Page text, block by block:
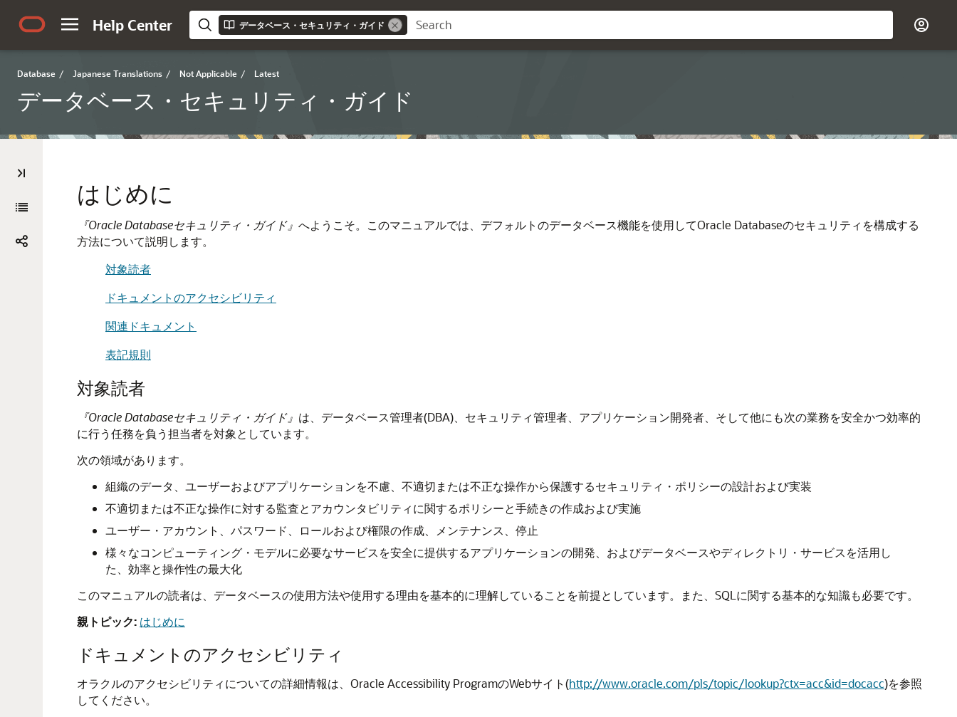
Help Center データベース・セキュリティ・ガイド
Database / Japanese Translations / Not Applicable / Latest
データベース・セキュリティ・ガイド
はじめに
『Oracle Databaseセキュリティ・ガイド』 へようこそ。このマニュアルでは、デフォルトのデータベース機能を使用してOracle Databaseのセキュリティを構成する
方法について説明します。
対象読者
ドキュメントのアクセシビリティ
関連ドキュメント
表記規則
対象読者
『Oracle Databaseセキュリティ・ガイド』 は、データベース管理者(DBA)、セキュリティ管理者、アプリケーション開発者、そして他にも次の業務を安全かつ効率的
に行う任務を負う担当者を対象としています。
次の領域があります。
組織のデータ、ユーザーおよびアプリケーションを不慮、不適切または不正な操作から保護するセキュリティ・ポリシーの設計および実装
不適切または不正な操作に対する監査とアカウンタビリティに関するポリシーと手続きの作成および実施
ユーザー・アカウント、パスワード、ロールおよび権限の作成、メンテナンス、停止
様々なコンピューティング・モデルに必要なサービスを安全に提供するアプリケーションの開発、およびデータベースやディレクトリ・サービスを活用し
た、効率と操作性の最大化
このマニュアルの読者は、データベースの使用方法や使用する理由を基本的に理解していることを前提としています。また、SQLに関する基本的な知識も必要です。
親トピック: はじめに
ドキュメントのアクセシビリティ
オラクルのアクセシビリティについての詳細情報は、Oracle Accessibility ProgramのWebサイト(http://www.oracle.com/pls/topic/lookup?ctx=acc&id=docacc)を参照
してください。